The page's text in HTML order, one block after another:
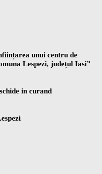
unui centru de
Lespezi, județul Iasi”
in curand